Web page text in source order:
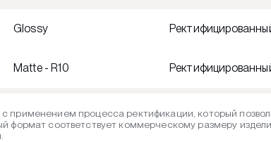
Glossy
Matte - R10
применением процесса ректификации, который
формат соответствует коммерческому размеру